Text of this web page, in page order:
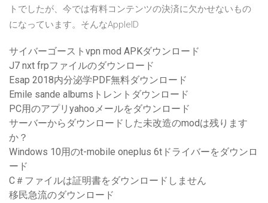
トでしたが、今では有料コンテンツの決済に欠かせないもの
になっています。そんなAppleID
サイバーゴーストvpn mod APKダウンロード
J7 nxt frpファイルのダウンロード
Esap 2018内分泌学PDF無料ダウンロード
Emile sande albumsトレントダウンロード
PC用のアプリyahooメールをダウンロード
サーバーからダウンロードした未改造のmodは残ります
か？
Windows 10用のt-mobile oneplus 6tドライバーをダウンロ
ード
C＃ファイルは証明書をダウンロードしません
移民急流のダウンロード